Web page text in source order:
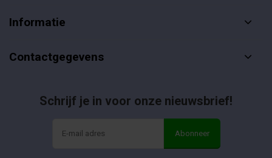
Informatie
Contactgegevens
Schrijf je in voor onze nieuwsbrief!
Abonneer